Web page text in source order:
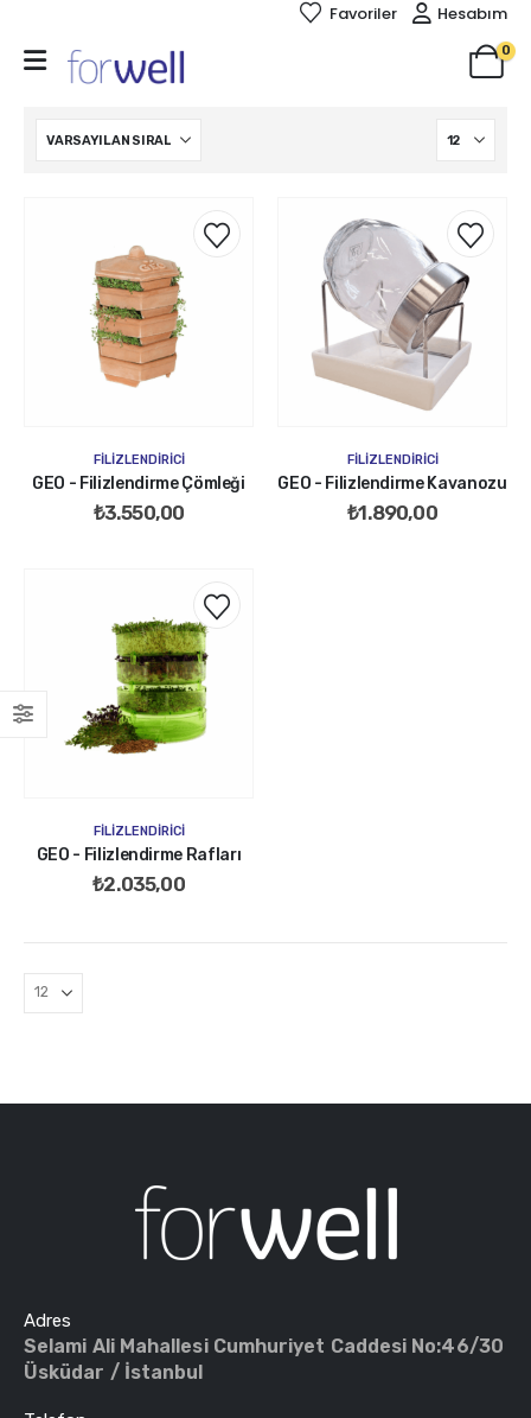
Favoriler Hesabım
0
FILIZLENDIRICI
GEO - Filizlendirme Çömleği
₺3.550,00
FILIZLENDIRICI
GEO - Filizlendirme Kavanozu
₺1.890,00
FILIZLENDIRICI
GEO - Filizlendirme Rafları
₺2.035,00
Adres
Selami Ali Mahallesi Cumhuriyet Caddesi No:46/30
Üsküdar / İstanbul